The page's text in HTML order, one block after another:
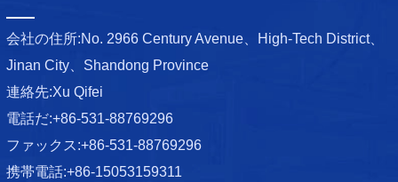
会社の住所:No. 2966 Century Avenue、High-Tech District、
Jinan City、Shandong Province
連絡先:Xu Qifei
電話だ:+86-531-88769296
ファックス:+86-531-88769296
携帯電話:+86-15053159311